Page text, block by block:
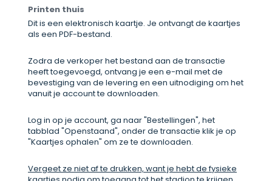
Printen thuis
Dit is een elektronisch kaartje. Je ontvangt de kaartjes
als een PDF-bestand.
Zodra de verkoper het bestand aan de transactie
heeft toegevoegd, ontvang je een e-mail met de
bevestiging van de levering en een uitnodiging om het
vanuit je account te downloaden.
Log in op je account, ga naar "Bestellingen", het
tabblad "Openstaand", onder de transactie klik je op
"Kaartjes ophalen" om ze te downloaden.
Vergeet ze niet af te drukken, want je hebt de fysieke